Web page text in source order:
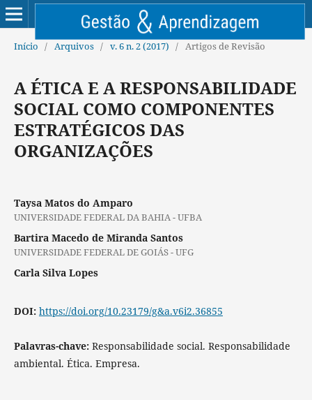
Início / Arquivos / v. 6 n. 2 (2017) / Artigos de Revisão
A ÉTICA E A RESPONSABILIDADE
SOCIAL COMO COMPONENTES
ESTRATÉGICOS DAS
ORGANIZAÇÕES
Taysa Matos do Amparo
UNIVERSIDADE FEDERAL DA BAHIA - UFBA
Bartira Macedo de Miranda Santos
UNIVERSIDADE FEDERAL DE GOIÁS - UFG
Carla Silva Lopes
DOI: https://doi.org/10.23179/g&a.v6i2.36855
Palavras-chave: Responsabilidade social. Responsabilidade
ambiental. Ética. Empresa.